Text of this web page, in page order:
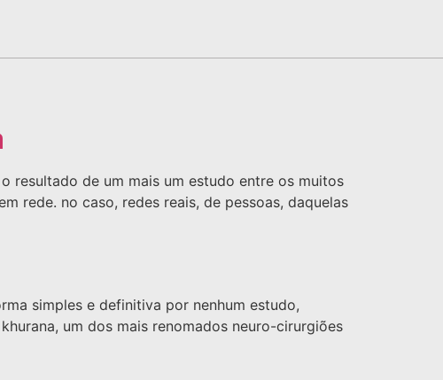
resultado de um mais um estudo entre os muitos
rede. no caso, redes reais, de pessoas, daquelas
simples e definitiva por nenhum estudo,
um dos mais renomados neuro-cirurgiões